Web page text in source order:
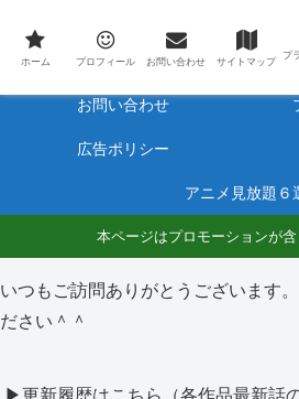
最新アニメのあらすじと感想をネタバレ
ホーム
お問い合わせ
広告ポリシー
アニメ見放題６
本ページはプロモーションが含
いつもご訪問ありがとうございます
ださい＾＾
▶更新履歴はこちら（各作品最新話
ホーム プロフィール お問い合わせ サイトマップ
プ